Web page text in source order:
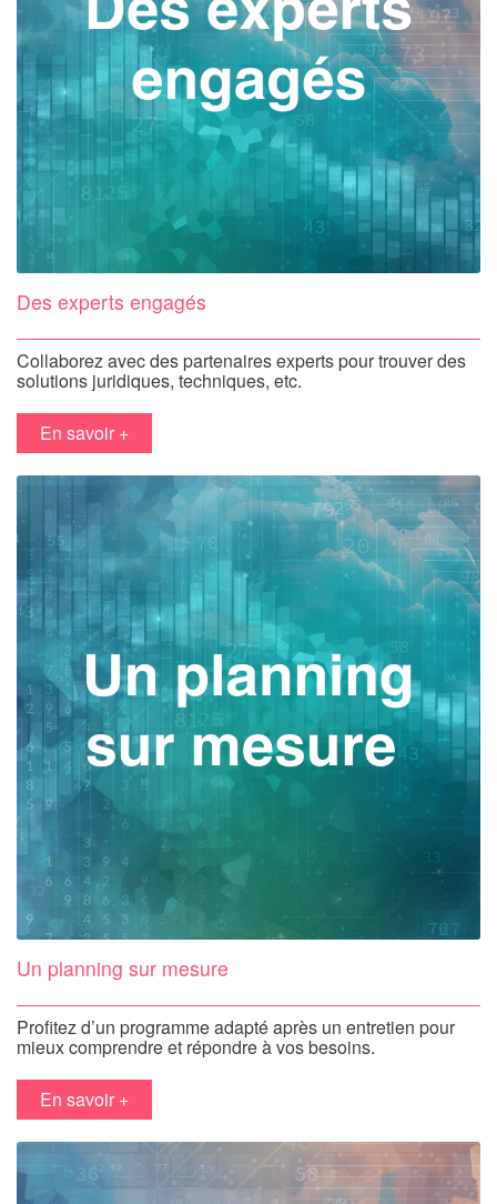
Des experts engagés
Collaborez avec des partenaires experts pour trouver des
solutions juridiques, techniques, etc.
en savoir +
Un planning sur mesure
Profitez d’un programme adapté après un entretien pour
mieux comprendre et répondre à vos besoins.
en savoir +